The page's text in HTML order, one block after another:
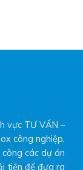
vực TƯ VẤN –
công nghiệp,
các dự án
tiền để đưa ra